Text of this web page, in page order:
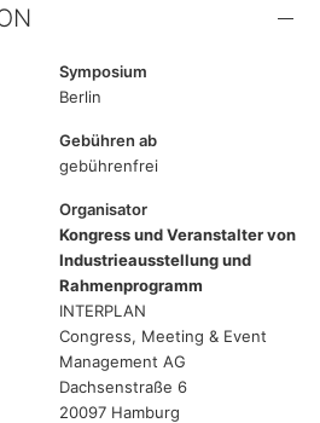
Symposium
Berlin
Gebühren ab
gebührenfrei
Organisator
Kongress und Veranstalter von
Industrieausstellung und
Rahmenprogramm
INTERPLAN
Congress, Meeting & Event
Management AG
Dachsenstraße 6
20097 Hamburg